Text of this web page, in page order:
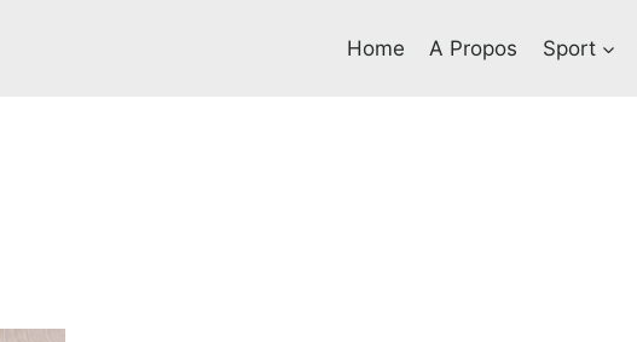
Home A Propos Sport